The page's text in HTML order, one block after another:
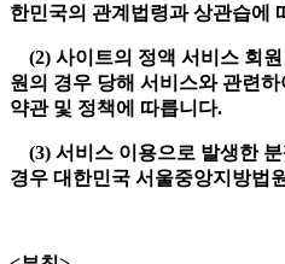
한민국의 관계법령과 상관습에
(2) 사이트의 정액 서비스 회
원의 경우 당해 서비스와 관련
약관 및 정책에 따릅니다.
(3) 서비스 이용으로 발생한
경우 대한민국 서울중앙지방법